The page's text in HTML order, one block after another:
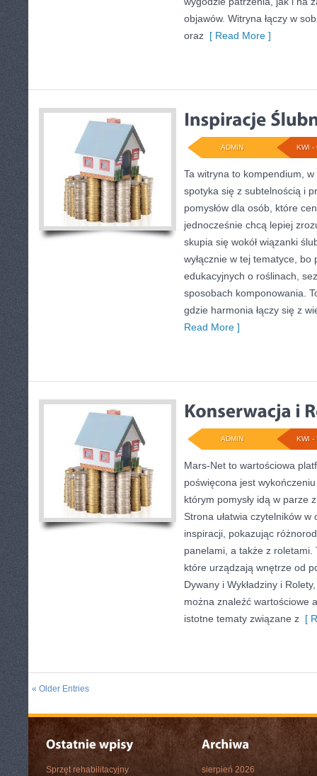
objawów. Witryna łączy w
oraz [ Read More ]
KWI -
ADMIN
Ta witryna to kompendium,
spotyka się z subtelnością i
pomysłów dla osób, które
jednocześnie chcą lepiej
skupia się wokół wiązanki
wyłącznie w tej tematyce,
edukacyjnych o roślinach,
sposobach komponowania.
gdzie harmonia łączy się z
Read More ]
KWI -
ADMIN
Mars-Net to wartościowa
poświęcona jest
którym pomysły idą w parze
Strona ułatwia czytelników
inspiracji, pokazując
panelami, a także z
które urządzają wnętrze od
Dywany i Wykładziny i
można znaleźć wartościowe
istotne tematy związane z [
« Older Entries
Sprzęt rehabilitacyjny
sierpień 2026